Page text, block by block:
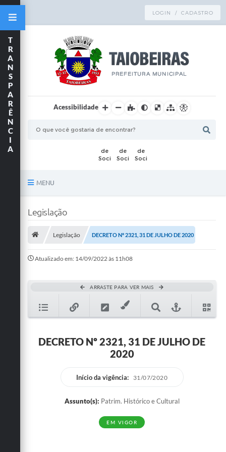
LOGIN / CADASTRO
Acessibilidade
MENU
Mapa do Site
T
R
A
N
S
P
A
R
Ê
N
C
I
A
Legislação
Legislação DECRETO Nº 2321, 31 DE JULHO DE 2020
Atualizado em: 14/09/2022 às 11h08
ARRASTE PARA VER MAIS
DECRETO Nº 2321, 31 DE JULHO DE
2020
Início da vigência: 31/07/2020
Assunto(s): Patrim. Histórico e Cultural
EM VIGOR